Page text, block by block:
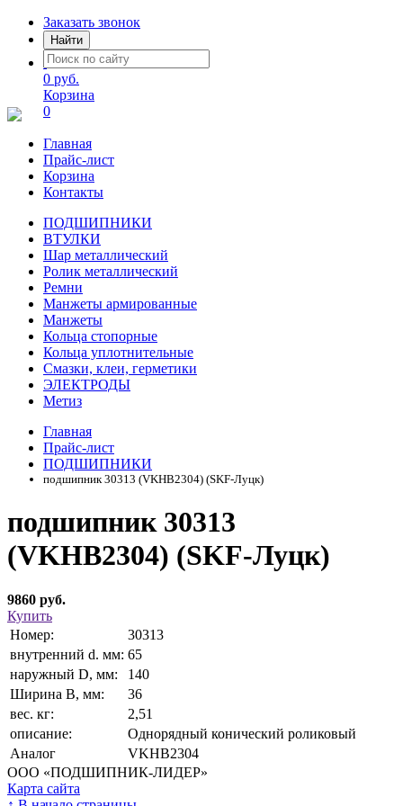
Заказать звонок
Найти
0 руб.
Корзина
0
Главная
Прайс-лист
Корзина
Контакты
ПОДШИПНИКИ
ВТУЛКИ
Шар металлический
Ролик металлический
Ремни
Манжеты армированные
Манжеты
Кольца стопорные
Кольца уплотнительные
Смазки, клеи, герметики
ЭЛЕКТРОДЫ
Метиз
Главная
Прайс-лист
ПОДШИПНИКИ
подшипник 30313 (VKHB2304) (SKF-Луцк)
подшипник 30313
(VKHB2304) (SKF-Луцк)
9860 руб.
Купить
Номер:
30313
внутренний d. мм: 65
наружный D, мм:
140
Ширина В, мм:
36
вес. кг:
2,51
описание:
Однорядный конический роликовый
Аналог
VKHB2304
ООО «ПОДШИПНИК-ЛИДЕР»
Карта сайта